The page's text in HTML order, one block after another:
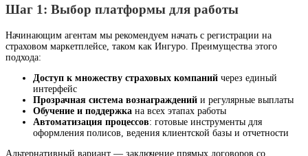
Шаг 1: Выбор платформы для работы
Начинающим агентам мы рекомендуем начать с регистрации на
страховом маркетплейсе, таком как Ингуро. Преимущества этого
подхода:
Доступ к множеству страховых компаний через единый
интерфейс
Прозрачная система вознаграждений и регулярные выплаты
Обучение и поддержка на всех этапах работы
Автоматизация процессов: готовые инструменты для
оформления полисов, ведения клиентской базы и отчетности
Альтернативный вариант — заключение прямых договоров со